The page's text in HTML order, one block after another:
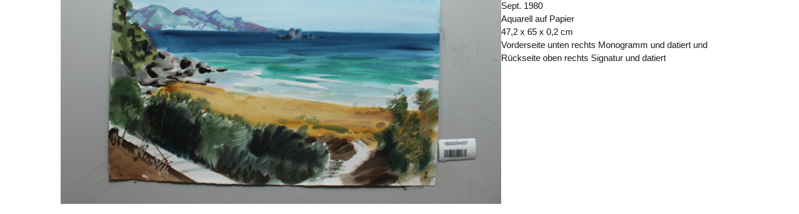
Sept. 1980
Aquarell auf Papier
47,2 x 65 x 0,2 cm
Vorderseite unten rechts Monogramm und datiert und
Rückseite oben rechts Signatur und datiert